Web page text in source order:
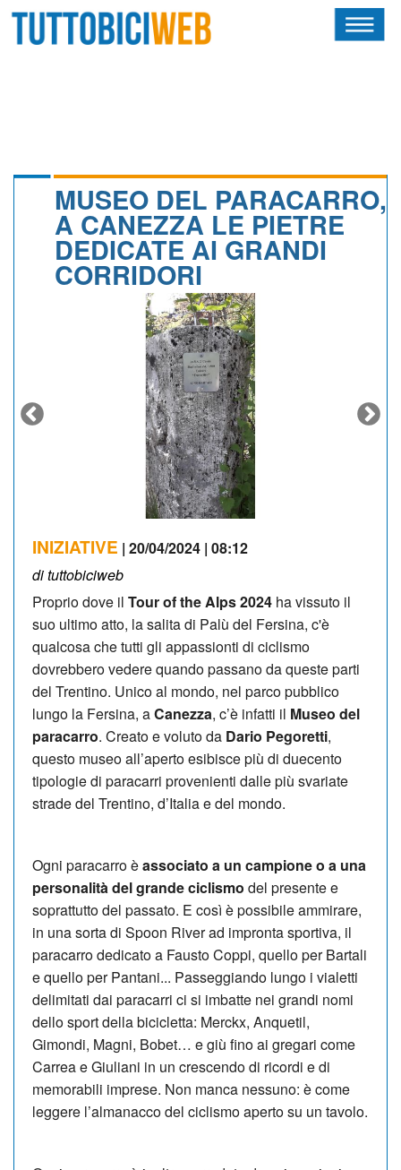
CALENDARIO
MUSEO DEL PARACARRO,
A CANEZZA LE PIETRE
DEDICATE AI GRANDI
CORRIDORI
INIZIATIVE | 20/04/2024 | 08:12
di tuttobiciweb
Proprio dove il Tour of the Alps 2024 ha vissuto il
suo ultimo atto, la salita di Palù del Fersina, c'è
qualcosa che tutti gli appassionti di ciclismo
dovrebbero vedere quando passano da queste parti
del Trentino. Unico al mondo, nel parco pubblico
lungo la Fersina, aCanezza, c’è infatti il Museo del
paracarro. Creato e voluto da Dario Pegoretti,
questo museo all’aperto esibisce più di duecento
tipologie di paracarri provenienti dalle più svariate
strade del Trentino, d’Italia e del mondo.
Ogni paracarro èassociato a un campione o a una
personalità del grande ciclismo del presente e
soprattutto del passato. E così è possibile ammirare,
in una sorta di Spoon River ad impronta sportiva, il
paracarro dedicato a Fausto Coppi, quello per Bartali
e quello per Pantani... Passeggiando lungo i vialetti
delimitati dai paracarri ci si imbatte nei grandi nomi
dello sport della bicicletta: Merckx, Anquetil,
Gimondi, Magni, Bobet… e giù fino ai gregari come
Carrea e Giuliani in un crescendo di ricordi e di
memorabili imprese. Non manca nessuno: è come
leggere l’almanacco del ciclismo aperto su un tavolo.